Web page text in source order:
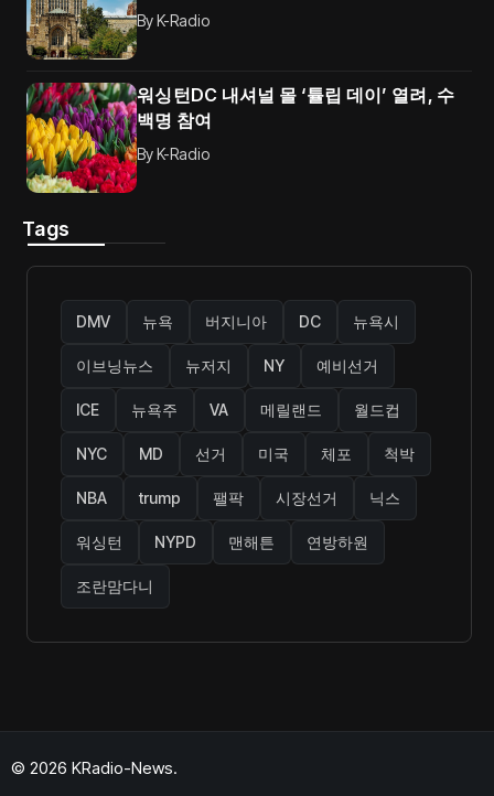
ByK-Radio
워싱턴DC 내셔널 몰 ‘튤립 데이’ 열려, 수
백명 참여
ByK-Radio
Tags
DMV 뉴욕 버지니아 DC 뉴욕시
이브닝뉴스 뉴저지 NY 예비선거
ICE 뉴욕주 VA 메릴랜드 월드컵
NYC MD 선거 미국 체포 척박
NBA trump 팰팍 시장선거 닉스
워싱턴 NYPD 맨해튼 연방하원
조란맘다니
© 2026 KRadio-News.